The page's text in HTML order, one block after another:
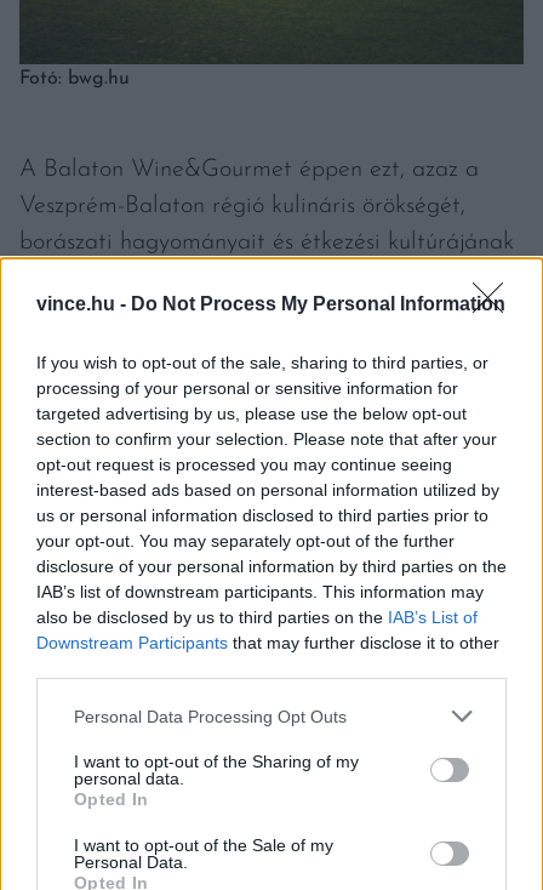
vince.hu - Do Not Process My Personal Information
If you wish to opt-out of the sale, sharing to third parties, or
processing of your personal or sensitive information for
targeted advertising by us, please use the below opt-out
section to confirm your selection. Please note that after your
opt-out request is processed you may continue seeing
interest-based ads based on personal information utilized by
us or personal information disclosed to third parties prior to
your opt-out. You may separately opt-out of the further
disclosure of your personal information by third parties on the
IAB’s list of downstream participants. This information may
also be disclosed by us to third parties on the IAB’s List of
Downstream Participants that may further disclose it to other
Please note that this website/app uses one or more Google
not limited to your visit or usage behaviour. You may click to
grant or deny consent to Google and its third-party tags to
use your data for below specified purposes in below Google
consent section.
Personal Data Processing Opt Outs
I want to opt-out of the Sharing of my
personal data.
Opted In
I want to opt-out of the Sale of my
Personal Data.
Opted In
Fotó: bwg.hu
A Balaton Wine&Gourmet éppen ezt, azaz a
Veszprém-Balaton régió kulináris örökségét,
borászati hagyományait és étkezési kultúrájának
mindazoknak, akik egy, vagy akár több kellemes
napon át szeretnének elmerülni a térség
ételeinek és italainak világában. Mindezt a
Veszprémvölgy egyedülállóan csodás természeti
és épített környezetében: árnyas lombok alatt, a
Séd patak partján, a jezsuita rend által a 18.
században épített templom és romkert
természetes díszletében, ahol valódi értelmet
kap a környezettudatos, fenntartható
gasztronómiai és életszemlélet.
Sokan látnak hasonlóságot a Balaton-felvidék és
romantika, természetben rejtőző erő, ami
Toszkánában jelen van, a Balaton-felvidéken is
kitapintható. Bizonyos értelemben persze nehéz